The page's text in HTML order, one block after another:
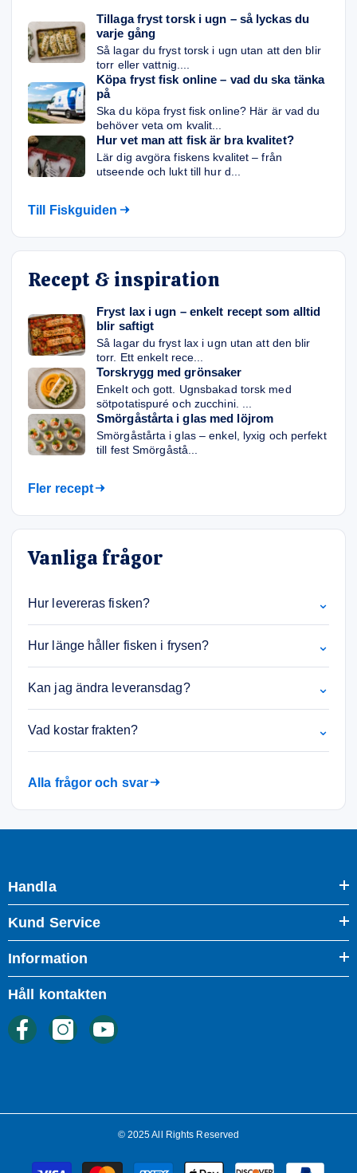
Tillaga fryst torsk i ugn – så lyckas du
varje gång
Så lagar du fryst torsk i ugn utan att den blir
torr eller vattnig....
Köpa fryst fisk online – vad du ska tänka
på
Ska du köpa fryst fisk online? Här är vad du
behöver veta om kvalit...
Hur vet man att fisk är bra kvalitet?
Lär dig avgöra fiskens kvalitet – från
utseende och lukt till hur d...
Till Fiskguiden
Recept & inspiration
Fryst lax i ugn – enkelt recept som alltid
blir saftigt
Så lagar du fryst lax i ugn utan att den blir
torr. Ett enkelt rece...
Torskrygg med grönsaker
Enkelt och gott. Ugnsbakad torsk med
sötpotatispuré och zucchini. ...
Smörgåstårta i glas med löjrom
Smörgåstårta i glas – enkel, lyxig och perfekt
till fest Smörgåstå...
Fler recept
Vanliga frågor
Hur levereras fisken? ⌄
Hur länge håller fisken i frysen? ⌄
Kan jag ändra leveransdag? ⌄
Vad kostar frakten? ⌄
Alla frågor och svar
Handla
Kund Service
Information
Håll kontakten
© 2025 All Rights Reserved
Betalningsmetoder